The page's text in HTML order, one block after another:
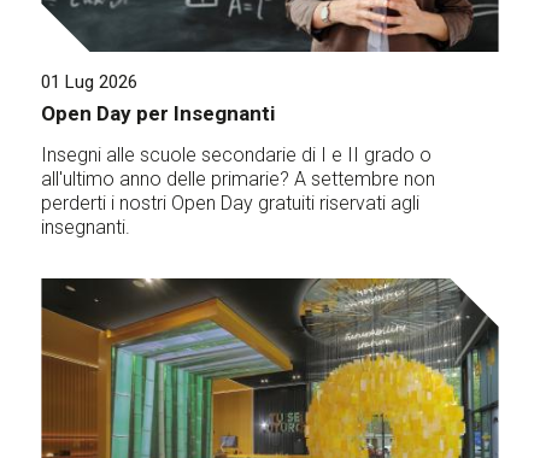
01 Lug 2026
Open Day per Insegnanti
Insegni alle scuole secondarie di I e II grado o
all'ultimo anno delle primarie? A settembre non
perderti i nostri Open Day gratuiti riservati agli
insegnanti.